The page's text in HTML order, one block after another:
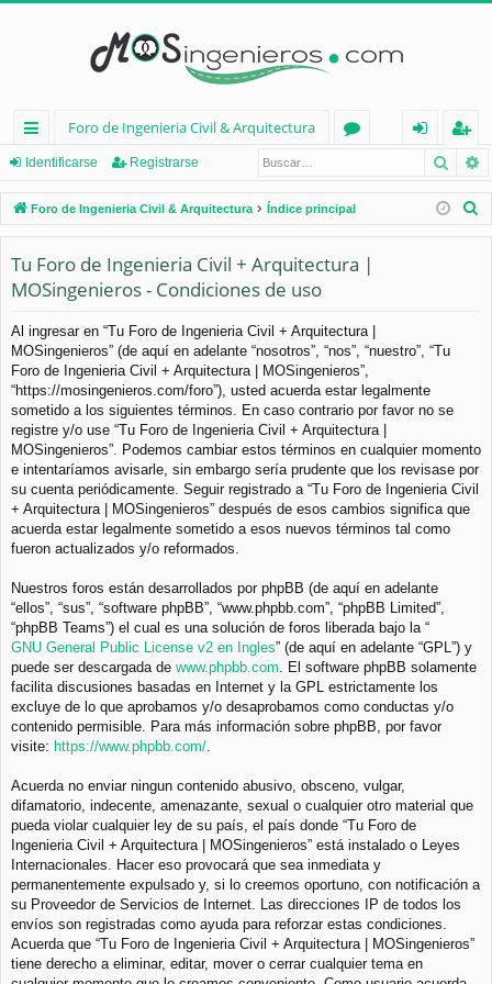
nl
ac
es
rá
pi
d
os
Foro de Ingenieria Civil & Arquitectura
os
nt
ifi
eg
ist
ra
Identificarse Registrarse
Foro de Ingenieria Civil & Arquitectura Índice principal
Tu Foro de Ingenieria Civil + Arquitectura |
MOSingenieros - Condiciones de uso
Al ingresar en “Tu Foro de Ingenieria Civil + Arquitectura |
MOSingenieros” (de aquí en adelante “nosotros”, “nos”, “nuestro”, “Tu
Foro de Ingenieria Civil + Arquitectura | MOSingenieros”,
“https://mosingenieros.com/foro”), usted acuerda estar legalmente
sometido a los siguientes términos. En caso contrario por favor no se
registre y/o use “Tu Foro de Ingenieria Civil + Arquitectura |
MOSingenieros”. Podemos cambiar estos términos en cualquier momento
e intentaríamos avisarle, sin embargo sería prudente que los revisase por
su cuenta periódicamente. Seguir registrado a “Tu Foro de Ingenieria Civil
+ Arquitectura | MOSingenieros” después de esos cambios significa que
acuerda estar legalmente sometido a esos nuevos términos tal como
fueron actualizados y/o reformados.
Nuestros foros están desarrollados por phpBB (de aquí en adelante
“ellos”, “sus”, “software phpBB”, “www.phpbb.com”, “phpBB Limited”,
“phpBB Teams”) el cual es una solución de foros liberada bajo la “
GNU General Public License v2 en Ingles” (de aquí en adelante “GPL”) y
puede ser descargada de www.phpbb.com . El software phpBB solamente
facilita discusiones basadas en Internet y la GPL estrictamente los
excluye de lo que aprobamos y/o desaprobamos como conductas y/o
contenido permisible. Para más información sobre phpBB, por favor
visite: https://www.phpbb.com/
Acuerda no enviar ningun contenido abusivo, obsceno, vulgar,
difamatorio, indecente, amenazante, sexual o cualquier otro material que
pueda violar cualquier ley de su país, el país donde “Tu Foro de
Ingenieria Civil + Arquitectura | MOSingenieros” está instalado o Leyes
Internacionales. Hacer eso provocará que sea inmediata y
permanentemente expulsado y, si lo creemos oportuno, con notificación a
su Proveedor de Servicios de Internet. Las direcciones IP de todos los
envíos son registradas como ayuda para reforzar estas condiciones.
Acuerda que “Tu Foro de Ingenieria Civil + Arquitectura | MOSingenieros”
tiene derecho a eliminar, editar, mover o cerrar cualquier tema en